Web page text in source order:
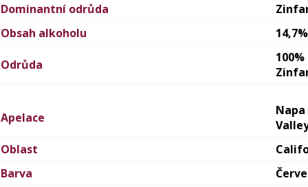
Dominantní odrůda
Obsah alkoholu
14,7%
Odrůda
100%
Apelace
Napa
Oblast
Barva